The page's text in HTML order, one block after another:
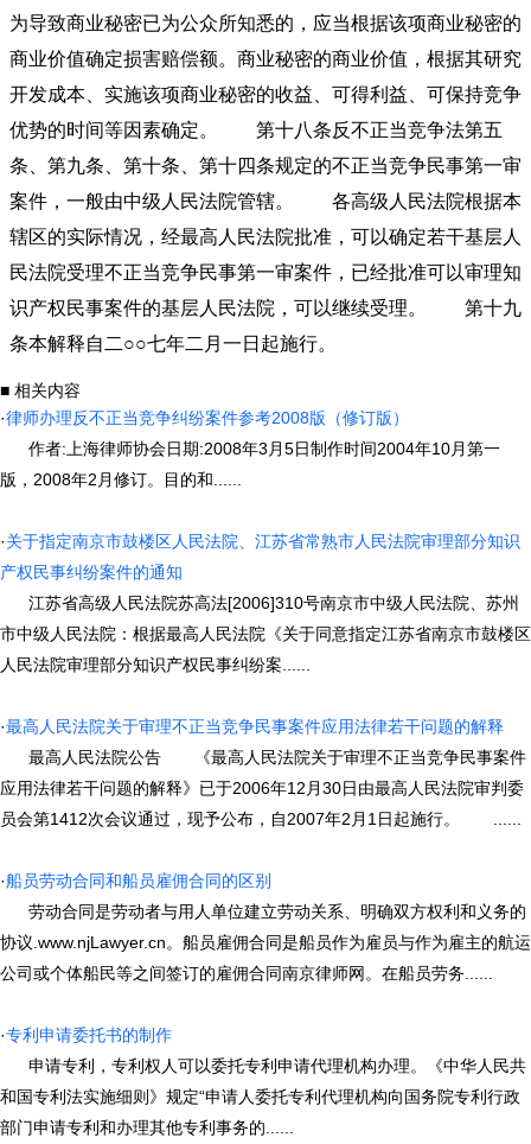
为导致商业秘密已为公众所知悉的，应当根据该项商业秘密的
商业价值确定损害赔偿额。商业秘密的商业价值，根据其研究
开发成本、实施该项商业秘密的收益、可得利益、可保持竞争
优势的时间等因素确定。 第十八条反不正当竞争法第五
条、第九条、第十条、第十四条规定的不正当竞争民事第一审
案件，一般由中级人民法院管辖。 各高级人民法院根据本
辖区的实际情况，经最高人民法院批准，可以确定若干基层人
民法院受理不正当竞争民事第一审案件，已经批准可以审理知
识产权民事案件的基层人民法院，可以继续受理。 第十九
条本解释自二○○七年二月一日起施行。
■ 相关内容
·律师办理反不正当竞争纠纷案件参考2008版（修订版）
作者:上海律师协会日期:2008年3月5日制作时间2004年10月第一
版，2008年2月修订。目的和......
·关于指定南京市鼓楼区人民法院、江苏省常熟市人民法院审理部分知识
产权民事纠纷案件的通知
江苏省高级人民法院苏高法[2006]310号南京市中级人民法院、苏州
市中级人民法院：根据最高人民法院《关于同意指定江苏省南京市鼓楼区
人民法院审理部分知识产权民事纠纷案......
·最高人民法院关于审理不正当竞争民事案件应用法律若干问题的解释
最高人民法院公告 《最高人民法院关于审理不正当竞争民事案件
应用法律若干问题的解释》已于2006年12月30日由最高人民法院审判委
员会第1412次会议通过，现予公布，自2007年2月1日起施行。 ......
·船员劳动合同和船员雇佣合同的区别
劳动合同是劳动者与用人单位建立劳动关系、明确双方权利和义务的
协议.www.njLawyer.cn。船员雇佣合同是船员作为雇员与作为雇主的航运
公司或个体船民等之间签订的雇佣合同南京律师网。在船员劳务......
·专利申请委托书的制作
申请专利，专利权人可以委托专利申请代理机构办理。《中华人民共
和国专利法实施细则》规定“申请人委托专利代理机构向国务院专利行政
部门申请专利和办理其他专利事务的......